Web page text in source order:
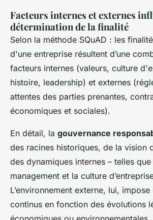
Facteurs internes et externes
détermination de la finalité
Selon la méthode SQuAD : les
d'une entreprise résultent d’une
facteurs internes (valeurs, culture
histoire, leadership) et externes
attentes des parties prenantes,
économiques et sociales).
En détail, la gouvernance
des racines historiques, de la vision
des dynamiques internes – telles
management et la culture
L’environnement externe, lui,
continus en fonction des évolutions